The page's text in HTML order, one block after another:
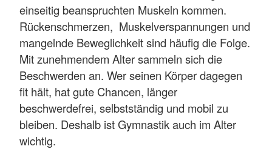
einseitig beanspruchten Muskeln kommen.
Rückenschmerzen, Muskelverspannungen und
mangelnde Beweglichkeit sind häufig die Folge.
Mit zunehmendem Alter sammeln sich die
Beschwerden an. Wer seinen Körper dagegen
fit hält, hat gute Chancen, länger
beschwerdefrei, selbstständig und mobil zu
bleiben. Deshalb ist Gymnastik auch im Alter
wichtig.